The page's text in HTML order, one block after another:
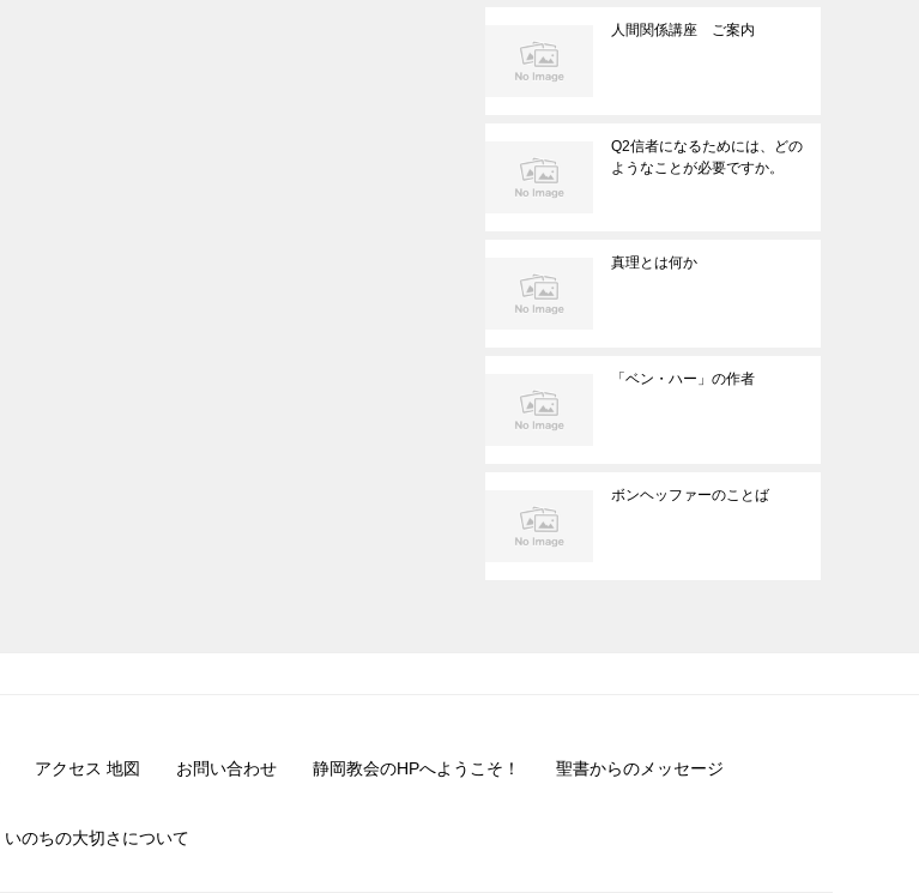
人間関係講座 ご案内
Q2信者になるためには、どの
ようなことが必要ですか。
真理とは何か
「ベン・ハー」の作者
ボンヘッファーのことば
アクセス 地図 お問い合わせ 静岡教会のHPへようこそ！ 聖書からのメッセージ
いのちの大切さについて